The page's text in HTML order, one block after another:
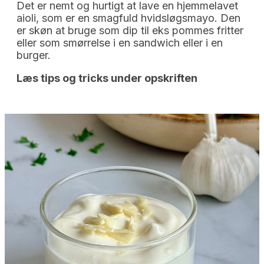
Det er nemt og hurtigt at lave en hjemmelavet
aioli, som er en smagfuld hvidsløgsmayo. Den
er skøn at bruge som dip til eks pommes fritter
eller som smørrelse i en sandwich eller i en
burger.
Læs tips og tricks under opskriften